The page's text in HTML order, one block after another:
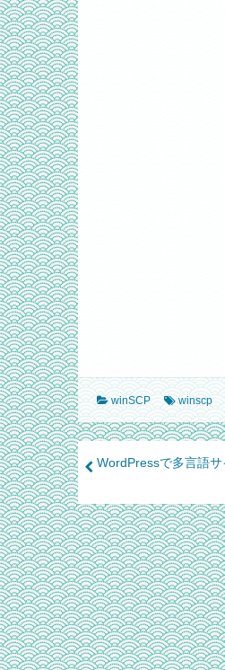
winSCP winscp
Post
navigation
WordPressで多言語サ